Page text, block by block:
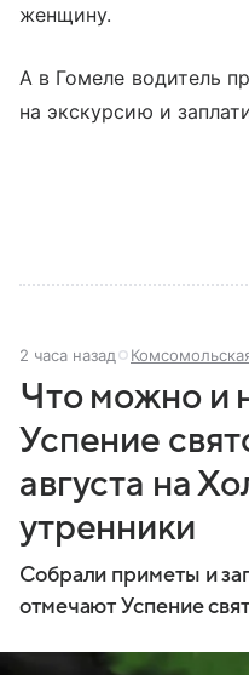
женщину.
А в Гомеле водитель
на экскурсию и
2 часа назад
Что можно и
Успение
августа на
утренники
Собрали приметы и
отмечают Успение